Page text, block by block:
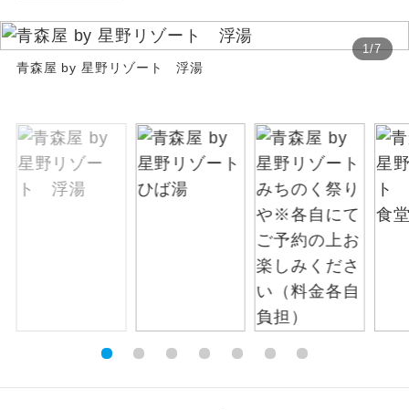
1/7
青森屋 by 星野リゾート 浮湯
世界遺産
然遺産を訪ねるコースです。
絶景 絶景スポットに立ち寄るコースです。
温泉 温泉地にも宿泊するコースです。
露天風呂
ご宿泊ホテルに露天風呂が付いていま
す。
ご宿泊ホテルに大浴場が付いています。
全てのお食事が付いていますので、お食
事の心配はいりません。（機内食を除
お部屋にてゆっくりとお召し上がりいた